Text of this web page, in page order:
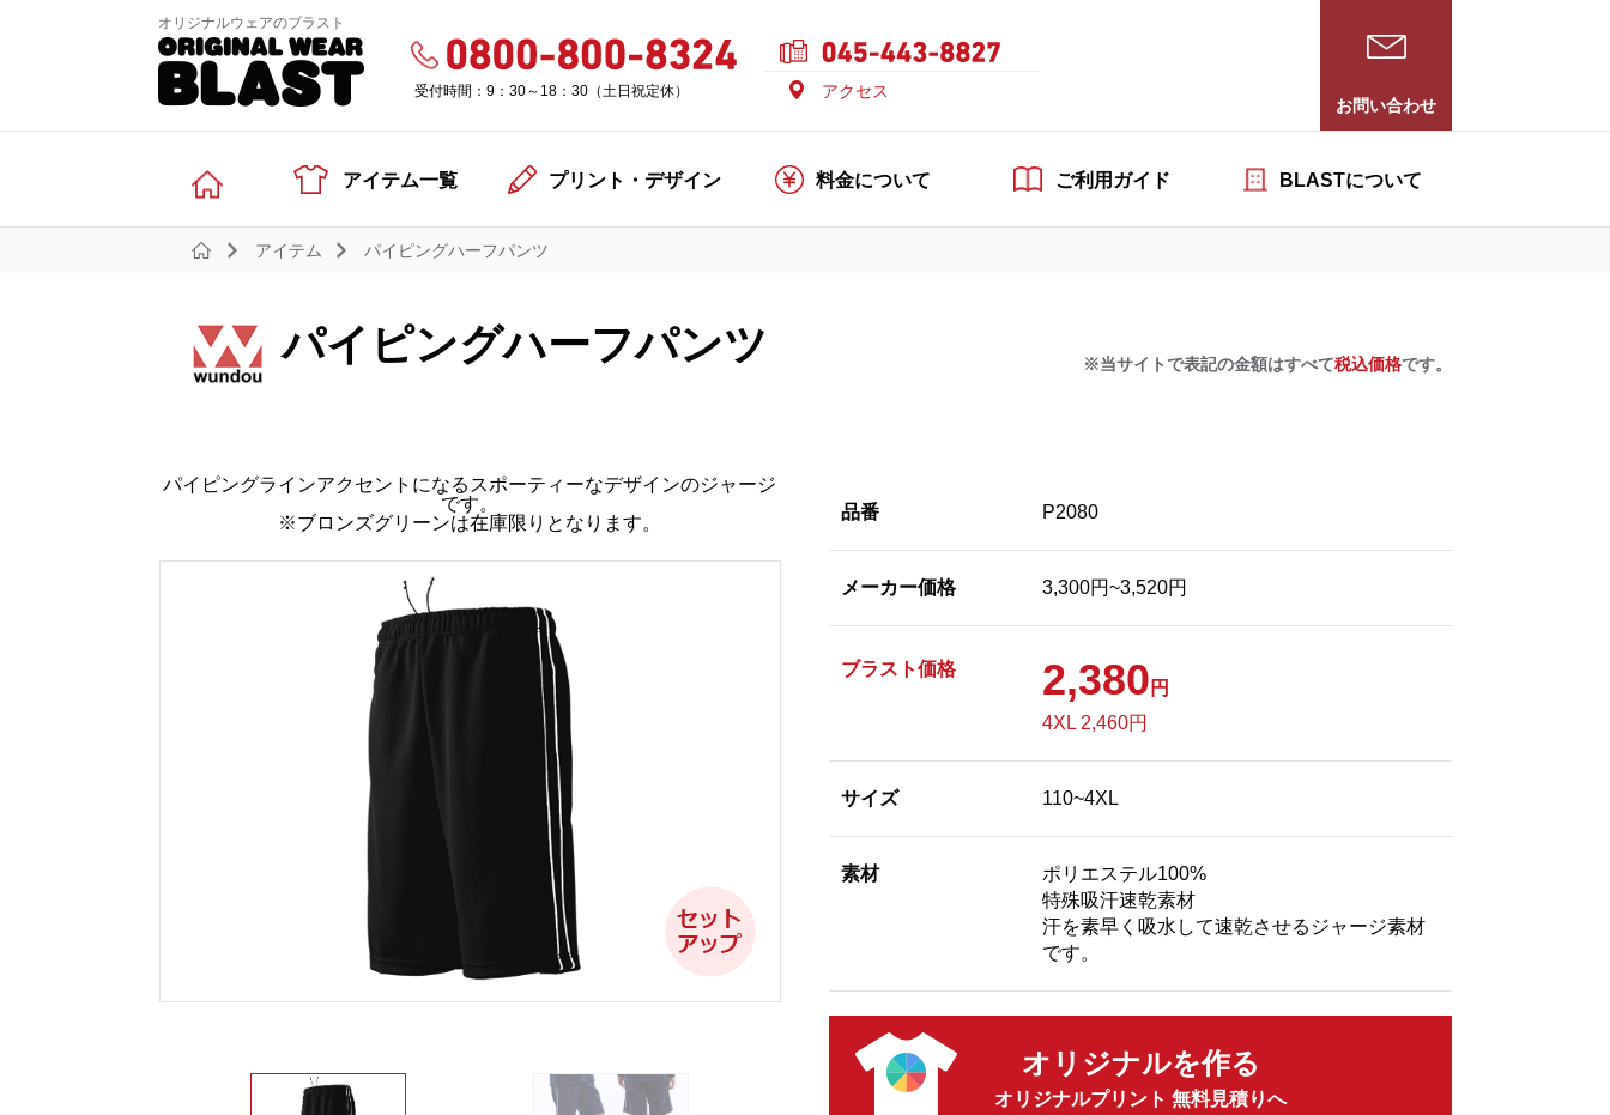
オリジナルウェアのブラスト
受付時間：9：30～18：30（土日祝定休） アクセス
お問い合わせ
アイテム一覧 プリント・デザイン 料金について ご利用ガイド BLASTについて
アイテム パイピングハーフパンツ
パイピングハーフパンツ ※当サイトで表記の金額はすべて税込価格です。
パイピングラインアクセントになるスポーティーなデザインのジャージ
です。
※ブロンズグリーンは在庫限りとなります。
品番 P2080
メーカー価格 3,300円~3,520円
ブラスト価格 2,380 円
4XL 2,460円
サイズ 110~4XL
素材
ポリエステル100%
特殊吸汗速乾素材
汗を素早く吸水して速乾させるジャージ素材
です。
オリジナルを作る
オリジナルプリント 無料見積りへ